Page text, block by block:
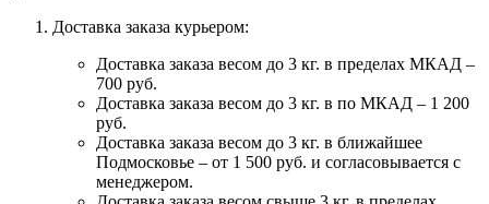
Доставка заказа курьером:
Доставка заказа весом до 3 кг. в пределах МКАД –
700 руб.
Доставка заказа весом до 3 кг. в по МКАД – 1 200
руб.
Доставка заказа весом до 3 кг. в ближайшее
Подмосковье – от 1 500 руб. и согласовывается с
менеджером.